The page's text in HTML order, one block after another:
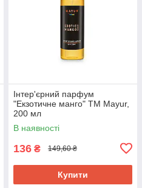
Інтер'єрний парфум
"Екзотичне манго" ТМ Mayur,
200 мл
В наявності
136 ₴ 149,60 ₴
Купити